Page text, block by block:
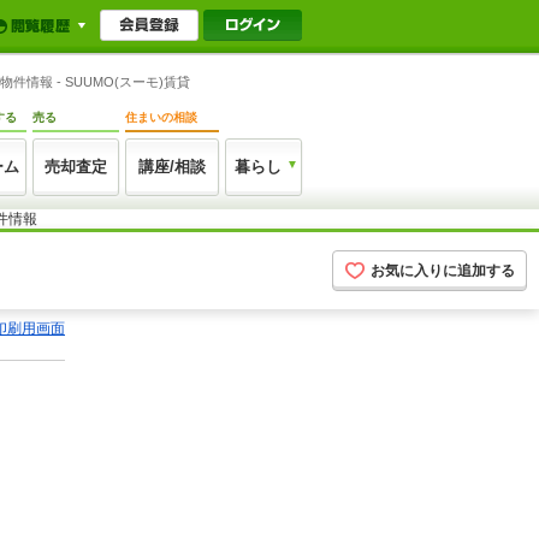
件情報 - SUUMO(スーモ)賃貸
る
ム
売る
売却査定
住まいの相談
講座/相談 暮らし
情報
お気に入りに追加する
刷用画面